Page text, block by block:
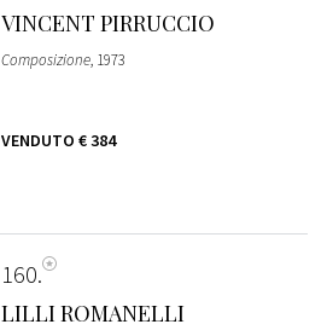
VINCENT PIRRUCCIO
Composizione, 1973
VENDUTO € 384
160
LILLI ROMANELLI